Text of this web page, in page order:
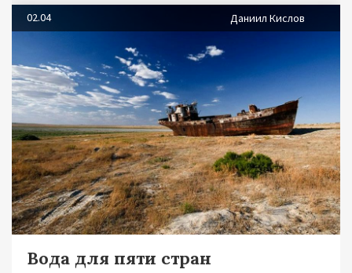
02.04 Даниил Кислов
Вода для пяти стран